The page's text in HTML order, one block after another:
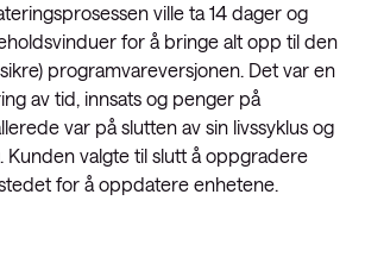
ville ta 14 dager og
for å bringe alt opp til den
programvareversjonen. Det var en
av tid, innsats og penger på
var på slutten av sin livssyklus og
Kunden valgte til slutt å oppgradere
for å oppdatere enhetene.